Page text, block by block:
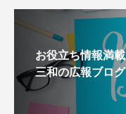
お役立ち情報満載
三和の広報ブログ